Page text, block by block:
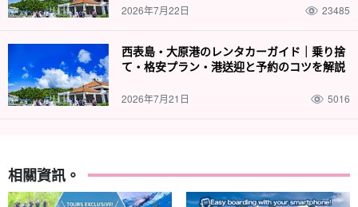
嚮導都是。水上救生員資格。我們有我們會慢慢地、仔細地給您講
解，所以歡迎小孩子和游泳技術差的人加入我們！
我們日落 SUP 的照片刊登在 HIS 和 Cancam 上。
2026年7月22日 23485
西表島・大原港のレンタカーガイド｜乗り捨
て・格安プラン・港送迎と予約のコツを解説
2026年7月21日 5016
相關資訊。